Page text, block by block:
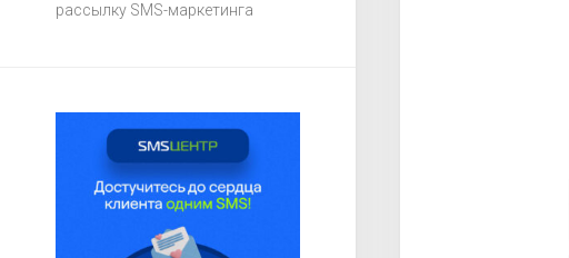
рассылку SMS-маркетинга